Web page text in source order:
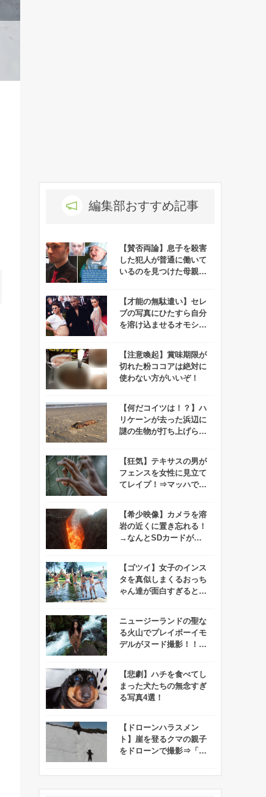
編集部おすすめ記事
【賛否両論】息子を殺害
した犯人が普通に働いて
いるのを見つけた母親が
【才能の無駄遣い】セレ
ブの写真にひたすら自分
を溶け込ませるオモシロ
に！
【注意喚起】賞味期限が
切れた粉ココアは絶対に
使わない方がいいぞ！
【何だコイツは！？】ハ
リケーンが去った浜辺に
謎の生物が打ち上げられ
る！
【狂気】テキサスの男が
フェンスを女性に見立て
てレイプ！⇒マッハで逮
【希少映像】カメラを溶
岩の近くに置き忘れる！
→なんとSDカードが無
映像が撮れたらしい！
【ゴツイ】女子のインス
タを真似しまくるおっち
ゃん達が面白すぎると話
ニュージーランドの聖な
る火山でプレイボーイモ
デルがヌード撮影！！→
【悲劇】ハチを食べてし
まった犬たちの無念すぎ
る写真4選！
【ドローンハラスメン
ト】崖を登るクマの親子
をドローンで撮影⇒「ク